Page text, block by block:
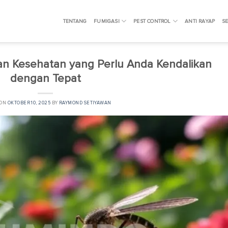
TENTANG FUMIGASI PEST CONTROL ANTI RAYAP
Kesehatan yang Perlu Anda Kendalikan
dengan Tepat
OKTOBER 10, 2025 BY RAYMOND SETIYAWAN